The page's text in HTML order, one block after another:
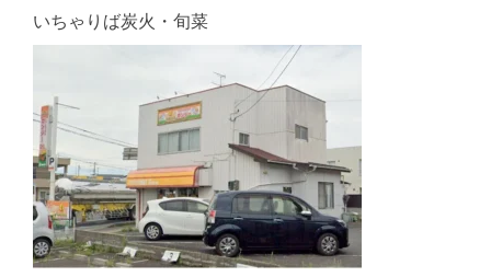
いちゃりば炭火・旬菜